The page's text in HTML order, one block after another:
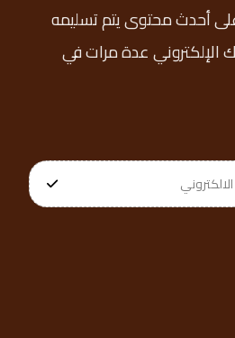
أحدث محتوى يتم تسليمه
الإلكتروني عدة مرات في